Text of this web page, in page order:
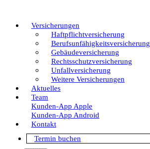
eine
Entscheidung!
Versicherungen
Haftpflichtversicherung
Berufsunfähigkeitsversicherung
Gebäudeversicherung
Rechtsschutzversicherung
Unfallversicherung
Weitere Versicherungen
Aktuelles
Team
Kunden-App Apple
Kunden-App Android
Kontakt
Termin buchen